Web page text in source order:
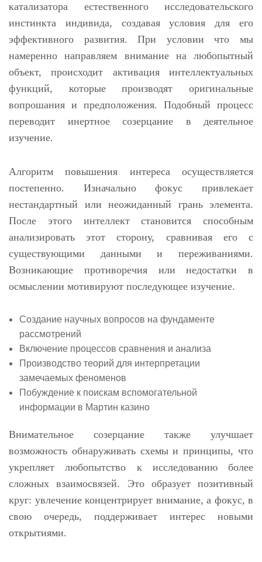
катализатора естественного исследовательского
инстинкта индивида, создавая условия для его
эффективного развития. При условии что мы
намеренно направляем внимание на любопытный
объект, происходит активация интеллектуальных
функций, которые производят оригинальные
вопрошания и предположения. Подобный процесс
переводит инертное созерцание в деятельное
изучение.
Алгоритм повышения интереса осуществляется
постепенно. Изначально фокус привлекает
нестандартный или неожиданный грань элемента.
После этого интеллект становится способным
анализировать этот сторону, сравнивая его с
существующими данными и переживаниями.
Возникающие противоречия или недостатки в
осмыслении мотивируют последующее изучение.
Создание научных вопросов на фундаменте
рассмотрений
Включение процессов сравнения и анализа
Производство теорий для интерпретации
замечаемых феноменов
Побуждение к поискам вспомогательной
информации в Мартин казино
Внимательное созерцание также улучшает
возможность обнаруживать схемы и принципы, что
укрепляет любопытство к исследованию более
сложных взаимосвязей. Это образует позитивный
круг: увлечение концентрирует внимание, а фокус, в
свою очередь, поддерживает интерес новыми
открытиями.